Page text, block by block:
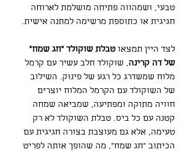
טבעי, ושמהווה פתיחה מושלמת לארוחה
חגיגית או כתוספת מרשימה למתנה אישית.
לצד היין תמצאוטבלת שוקולד "חג שמח"
של דה קרינה, שוקולד חלב עשיר עם קרמל
מלוח שמשדרג כל רגע של פינוק. השילוב
של השוקולד עם הקרמל המלוח יוצרים
חוויה מתוקה ומפתיעה, שמביאה שמחה
קטנה עם כל ביס. טבלת השוקולד לא רק
טעימה, אלא גם מעוצבת בצורה חגיגית עם
הכיתוב "חג שמח", מה שהופך אותה לפריט